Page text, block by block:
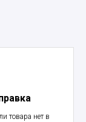
товара нет в